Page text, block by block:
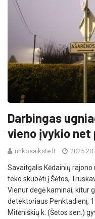
Darbingas
vieno įvykio
rinkosaikste.lt 2025 20
Savaitgalis Kėdainių
teko skubėti į Šėtos,
Vienur degė kaminai, kitur
detektoriaus Penktadienį,
Mitėniškių k. (Šėtos sen.)